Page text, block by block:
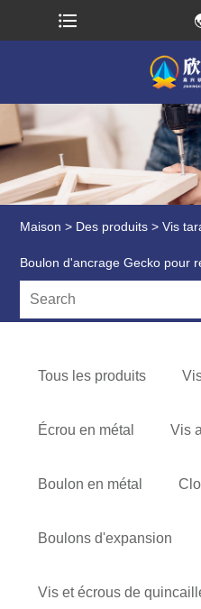
Maison > Des produits >Vis
Boulon d'ancrage Gecko pour
Tous les produits
Écrou en métal Vis
Boulon en métal
Boulons d'expansion
Vis et écrous de